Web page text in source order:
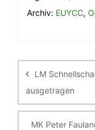
Archiv: EUYCC,
LM
ausgetragen
MK Peter